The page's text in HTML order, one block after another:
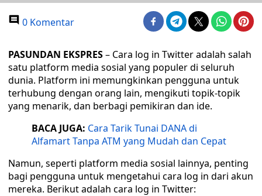
0 Komentar
PASUNDAN EKSPRES– Cara log in Twitter adalah salah
satu platform media sosial yang populer di seluruh
dunia. Platform ini memungkinkan pengguna untuk
terhubung dengan orang lain, mengikuti topik-topik
yang menarik, dan berbagi pemikiran dan ide.
BACA JUGA: Cara Tarik Tunai DANA di
Alfamart Tanpa ATM yang Mudah dan Cepat
Namun, seperti platform media sosial lainnya, penting
bagi pengguna untuk mengetahui cara log in dari akun
mereka. Berikut adalah cara log in Twitter: